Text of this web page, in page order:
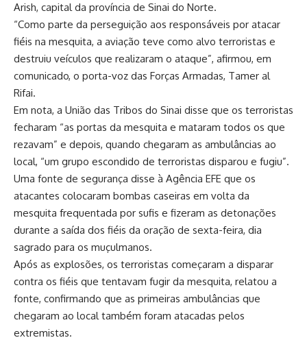
Arish, capital da província de Sinai do Norte.
“Como parte da perseguição aos responsáveis por atacar
fiéis na mesquita, a aviação teve como alvo terroristas e
destruiu veículos que realizaram o ataque”, afirmou, em
comunicado, o porta-voz das Forças Armadas, Tamer al
Rifai.
Em nota, a União das Tribos do Sinai disse que os terroristas
fecharam “as portas da mesquita e mataram todos os que
rezavam” e depois, quando chegaram as ambulâncias ao
local, “um grupo escondido de terroristas disparou e fugiu”.
Uma fonte de segurança disse à Agência EFE que os
atacantes colocaram bombas caseiras em volta da
mesquita frequentada por sufis e fizeram as detonações
durante a saída dos fiéis da oração de sexta-feira, dia
sagrado para os muçulmanos.
Após as explosões, os terroristas começaram a disparar
contra os fiéis que tentavam fugir da mesquita, relatou a
fonte, confirmando que as primeiras ambulâncias que
chegaram ao local também foram atacadas pelos
extremistas.